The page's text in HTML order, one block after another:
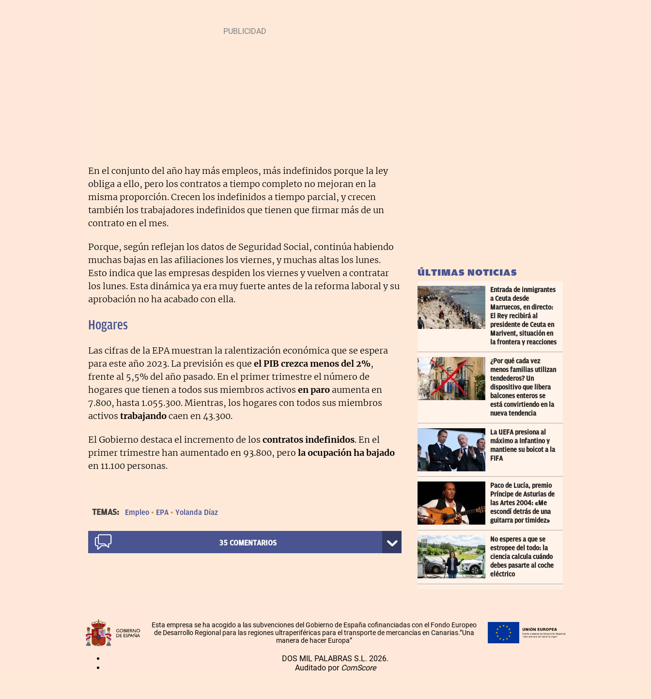
En el conjunto del año hay más empleos, más indefinidos porque la ley
obliga a ello, pero los contratos a tiempo completo no mejoran en la
misma proporción. Crecen los indefinidos a tiempo parcial, y crecen
también los trabajadores indefinidos que tienen que firmar más de un
contrato en el mes.
Porque, según reflejan los datos de Seguridad Social, continúa habiendo
muchas bajas en las afiliaciones los viernes, y muchas altas los lunes.
Esto indica que las empresas despiden los viernes y vuelven a contratar
los lunes. Esta dinámica ya era muy fuerte antes de la reforma laboral y su
aprobación no ha acabado con ella.
Hogares
Las cifras de la EPA muestran la ralentización económica que se espera
para este año 2023. La previsión es que el PIB crezca menos del 2%,
frente al 5,5% del año pasado. En el primer trimestre el número de
hogares que tienen a todos sus miembros activos en paro aumenta en
7.800, hasta 1.055.300. Mientras, los hogares con todos sus miembros
activos trabajandocaen en 43.300.
El Gobierno destaca el incremento de los contratos indefinidos. En el
primer trimestre han aumentado en 93.800, pero la ocupación ha bajado
en 11.100 personas.
TEMAS: Empleo EPA Yolanda Díaz
35COMENTARIOS
ÚLTIMAS NOTICIAS
Entrada de inmigrantes
a Ceuta desde
Marruecos, en directo:
El Rey recibirá al
presidente de Ceuta en
Marivent, situación en
la frontera y reacciones
¿Por qué cada vez
menos familias utilizan
tendederos? Un
dispositivo que libera
balcones enteros se
está convirtiendo en la
nueva tendencia
La UEFA presiona al
máximo a Infantino y
mantiene su boicot a la
FIFA
Paco de Lucía, premio
Príncipe de Asturias de
las Artes 2004: «Me
escondí detrás de una
guitarra por timidez»
No esperes a que se
estropee del todo: la
ciencia calcula cuándo
debes pasarte al coche
eléctrico
Esta empresa se ha acogido a las subvenciones del Gobierno de España cofinanciadas con el Fondo Europeo
de Desarrollo Regional para las regiones ultraperiféricas para el transporte de mercancías en Canarias.”Una
manera de hacer Europa”
DOS MIL PALABRAS S.L. 2026.
Auditado por ComScore